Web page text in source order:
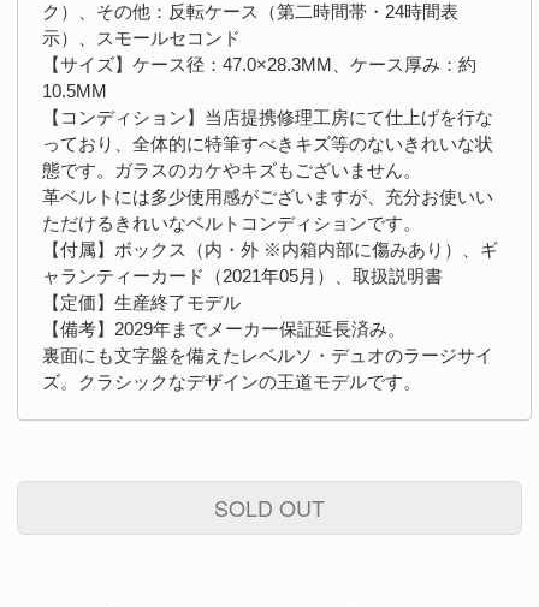
ク）、その他：反転ケース（第二時間帯・24時間表
示）、スモールセコンド
【サイズ】ケース径：47.0×28.3MM、ケース厚み：約
10.5MM
【コンディション】当店提携修理工房にて仕上げを行な
っており、全体的に特筆すべきキズ等のないきれいな状
態です。ガラスのカケやキズもございません。
革ベルトには多少使用感がございますが、充分お使いい
ただけるきれいなベルトコンディションです。
【付属】ボックス（内・外 ※内箱内部に傷みあり）、ギ
ャランティーカード（2021年05月）、取扱説明書
【定価】生産終了モデル
【備考】2029年までメーカー保証延長済み。
裏面にも文字盤を備えたレベルソ・デュオのラージサイ
ズ。クラシックなデザインの王道モデルです。
SOLD OUT